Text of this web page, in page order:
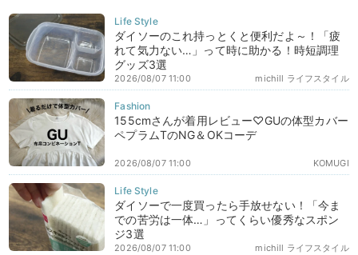
ダイソーのこれ持っとくと便利だよ～！「疲
れて気力ない…」って時に助かる！時短調理
グッズ3選
michill ライフスタイル
2026/08/07 11:00
155cmさんが着用レビュー♡GUの体型カバー
ペプラムTのNG＆OKコーデ
KOMUGI
2026/08/07 11:00
ダイソーで一度買ったら手放せない！「今ま
での苦労は一体…」ってくらい優秀なスポン
ジ3選
michill ライフスタイル
2026/08/07 11:00